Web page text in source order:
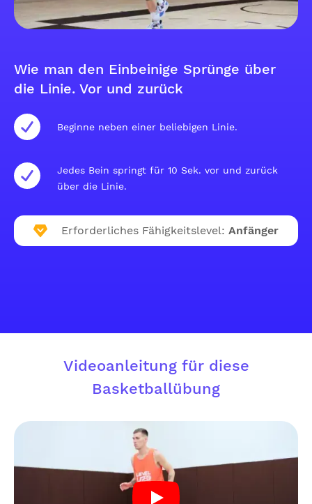
Wie man den Einbeinige Sprünge über
die Linie. Vor und zurück
Beginne neben einer beliebigen Linie.
Jedes Bein springt für 10 Sek. vor und zurück
über die Linie.
Erforderliches Fähigkeitslevel: Anfänger
Videoanleitung für diese
Basketballübung